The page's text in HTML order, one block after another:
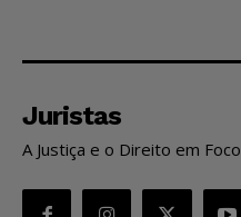
Juristas
A Justiça e o Direito em Foco